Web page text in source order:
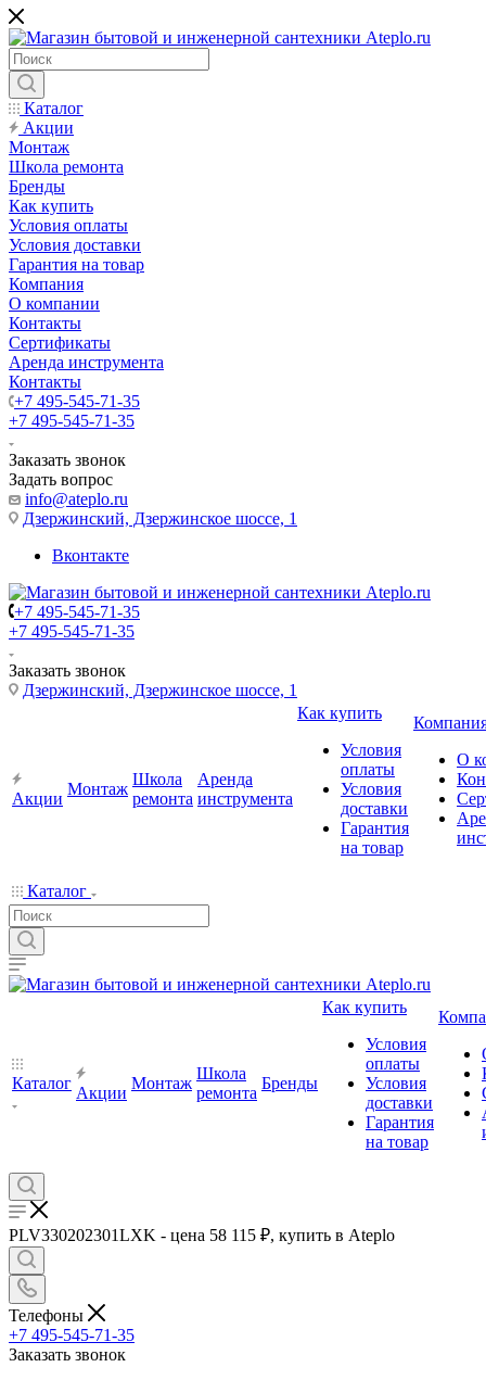
Каталог
Акции
Монтаж
Школа ремонта
Бренды
Как купить
Условия оплаты
Условия доставки
Гарантия на товар
Компания
О компании
Контакты
Сертификаты
Аренда инструмента
Контакты
+7 495-545-71-35
+7 495-545-71-35
Заказать звонок
Задать вопрос
info@ateplo.ru
Дзержинский, Дзержинское шоссе, 1
Вконтакте
+7 495-545-71-35
+7 495-545-71-35
Заказать звонок
Дзержинский, Дзержинское шоссе, 1
Акции
Монтаж
Школа
ремонта
Аренда
инструмента
Как купить
Условия
оплаты
Условия
доставки
Гарантия
на товар
О
Каталог
Каталог
Акции
Монтаж
Школа
ремонта
Бренды
Как купить
Условия
оплаты
Условия
доставки
Гарантия
на товар
PLV330202301LXK - цена 58 115 ₽, купить в Ateplo
Телефоны
+7 495-545-71-35
Заказать звонок